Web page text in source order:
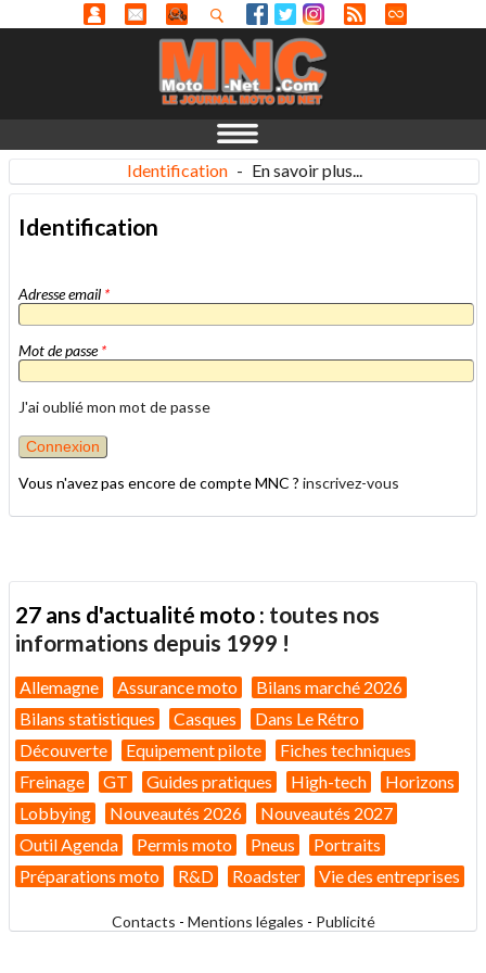
Identification - En savoir plus...
Identification
Adresse email *
Mot de passe*
J'ai oublié mon mot de passe
Vous n'avez pas encore de compte MNC ? inscrivez-vous
27 ans d'actualité moto : toutes nos
informations depuis 1999 !
Allemagne Assurance moto
Bilans marché 2026
Bilans statistiques
Casques
Dans Le Rétro
Découverte
Equipement pilote
Fiches techniques
Freinage
GT Guides pratiques High-tech
Horizons
Lobbying
Nouveautés 2026
Nouveautés 2027
Outil Agenda
Permis moto Pneus
Portraits
Préparations moto
R&D Roadster Vie des entreprises
Contacts - Mentions légales - Publicité